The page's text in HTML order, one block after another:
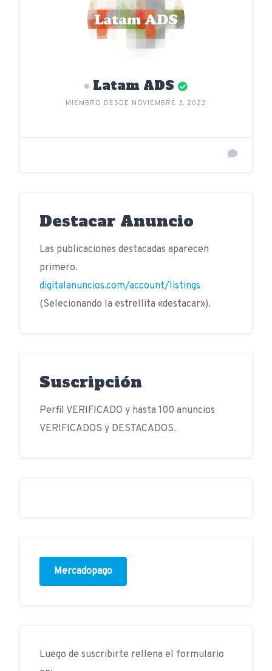
Latam ADS
MIEMBRO DESDE NOVIEMBRE 3, 2022
Destacar Anuncio
Las publicaciones destacadas aparecen
primero.
digitalanuncios.com/account/listings
(Selecionando la estrellita «destacar»).
Suscripción
Perfil VERIFICADO y hasta 100 anuncios
VERIFICADOS y DESTACADOS.
Mercadopago
Luego de suscribirte rellena el formulario